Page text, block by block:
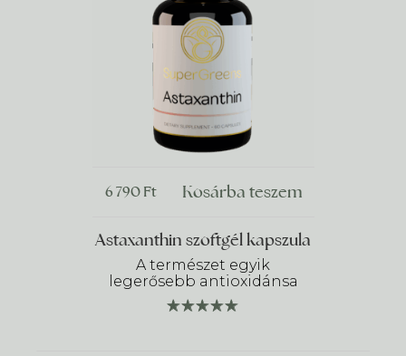
Astaxanthin szoftgél kapszula
A természet egyik
legerősebb antioxidánsa
6 790Ft Kosárba teszem